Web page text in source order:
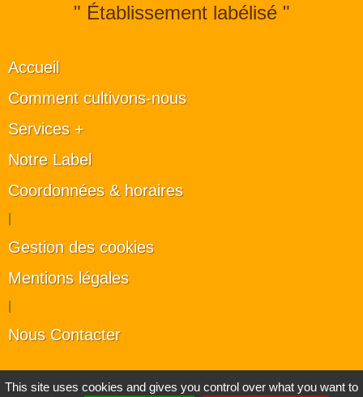
" Établissement labélisé "
Accueil
Comment cultivons-nous
Services +
Notre Label
Coordonnées & horaires
Gestion des cookies
Mentions légales
Nous Contacter
Les artisans du végétal
This site uses cookies and gives you control over what you want to